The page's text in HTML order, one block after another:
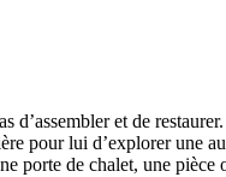
d’assembler et de
pour lui d’explorer une
porte de chalet, une